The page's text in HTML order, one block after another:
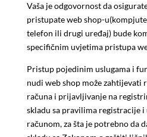
Vaša je odgovornost da
pristupate web shop-
telefon ili drugi uređaj) bude
specifičnim uvjetima pristupa
Pristup pojedinim uslugama i
nudi web shop može
računa i prijavljivanje na
skladu sa pravilima registracije
računom, za šta je potrebno da